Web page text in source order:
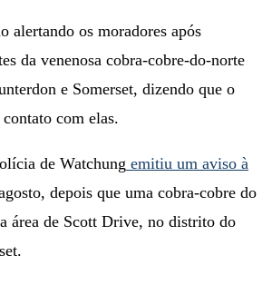
alertando os moradores após
da venenosa cobra-cobre-do-norte
e Somerset, dizendo que o
com elas.
de Watchung emitiu um aviso à
depois que uma cobra-cobre do
área de Scott Drive, no distrito do